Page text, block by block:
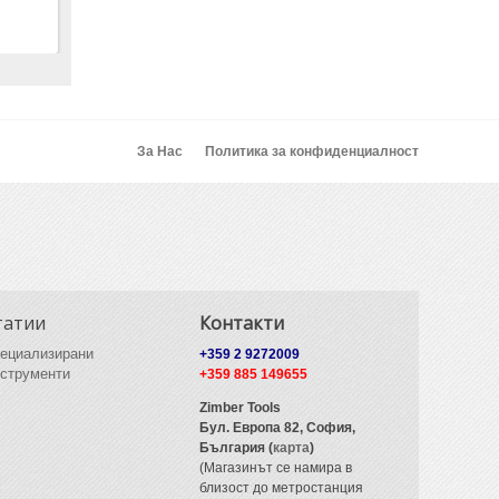
За Нас Политика за конфиденциалност
Контакти
+359 2 9272009
+359 885 149655
Zimber Tools
Бул. Европа 82,София,
България (карта)
(Магазинът се намира в
близост до метростанция